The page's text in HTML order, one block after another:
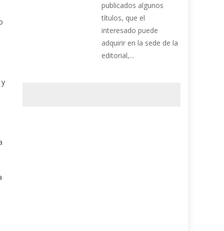
publicados algunos
títulos, que el
interesado puede
adquirir en la sede de la
editorial,...